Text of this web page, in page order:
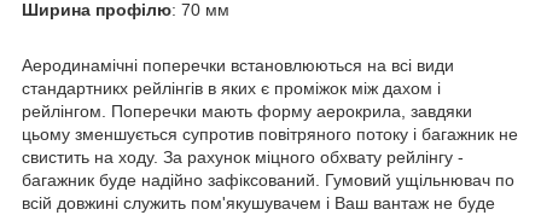
Ширина профілю: 70 мм
Аеродинамічні поперечки встановлюються на всі види
стандартникх рейлінгів в яких є проміжок між дахом і
рейлінгом. Поперечки мають форму аерокрила, завдяки
цьому зменшується супротив повітряного потоку і багажник не
свистить на ходу. За рахунок міцного обхвату рейлінгу -
багажник буде надійно зафіксований. Гумовий ущільнювач по
всій довжині служить пом'якушувачем і Ваш вантаж не буде